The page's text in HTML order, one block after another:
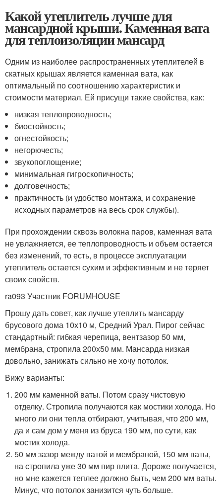
Какой утеплитель лучше для
мансардной крыши. Каменная вата
для теплоизоляции мансард
Одним из наиболее распространенных утеплителей в
скатных крышах является каменная вата, как
оптимальный по соотношению характеристик и
стоимости материал. Ей присущи такие свойства, как:
низкая теплопроводность;
биостойкость;
огнестойкость;
негорючесть;
звукопоглощение;
минимальная гигроскопичность;
долговечность;
практичность (и удобство монтажа, и сохранение
исходных параметров на весь срок службы).
При прохождении сквозь волокна паров, каменная вата
не увлажняется, ее теплопроводность и объем остается
без изменений, то есть, в процессе эксплуатации
утеплитель остается сухим и эффективным и не теряет
своих свойств.
ra093 Участник FORUMHOUSE
Прошу дать совет, как лучше утеплить мансарду
брусового дома 10х10 м, Средний Урал. Пирог сейчас
стандартный: гибкая черепица, вентзазор 50 мм,
мембрана, стропила 200х50 мм. Мансарда низкая
довольно, занижать сильно не хочу потолок.
Вижу варианты:
200 мм каменной ваты. Потом сразу чистовую
отделку. Стропила получаются как мостики холода. Но
много ли они тепла отбирают, учитывая, что 200 мм,
да и сам дом у меня из бруса 190 мм, по сути, как
мостик холода.
50 мм зазор между ватой и мембраной, 150 мм ваты,
на стропила уже 30 мм пир плита. Дороже получается,
но мне кажется теплее должно быть, чем 200 мм ваты.
Минус, что потолок занизится чуть больше.